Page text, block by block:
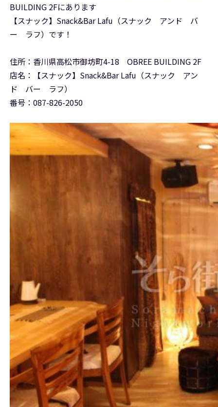
BUILDING 2Fにあります
【スナック】Snack&Bar Lafu（スナック アンド バ
ー ラフ）です！
住所：香川県高松市御坊町4-18 OBREE BUILDING 2F
店名：【スナック】Snack&Bar Lafu（スナック アン
ド バー ラフ）
番号：087-826-2050